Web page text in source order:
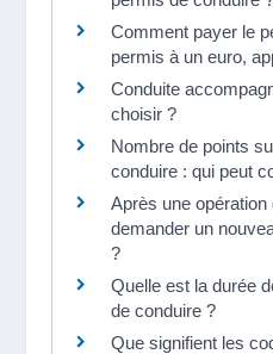
Comment payer le
permis à un euro,
Conduite
choisir ?
Nombre de points
conduire : qui peut
Après une
demander un
?
Quelle est la durée
de conduire ?
Que signifient les